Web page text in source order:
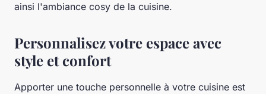
ainsi l'ambiance cosy de la cuisine.
Personnalisez votre espace avec
style et confort
Apporter une touche personnelle à votre cuisine est